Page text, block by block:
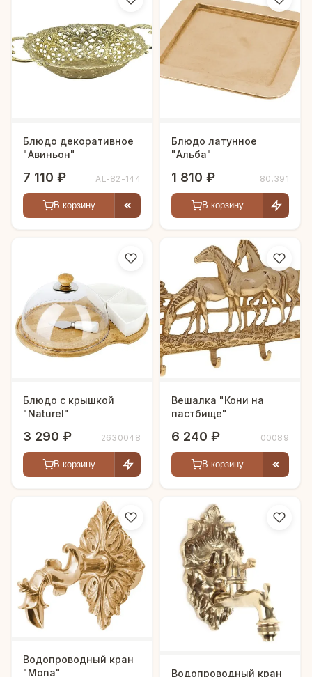
Блюдо декоративное
"Авиньон"
7 110 ₽ AL-82-144
В корзину
Блюдо латунное
"Альба"
1 810 ₽ 80.391
В корзину
Блюдо с крышкой
"Naturel"
3 290 ₽ 2630048
В корзину
Вешалка "Кони на
пастбище"
6 240 ₽ 00089
В корзину
Водопроводный кран
"Mona"
Водопроводный кран